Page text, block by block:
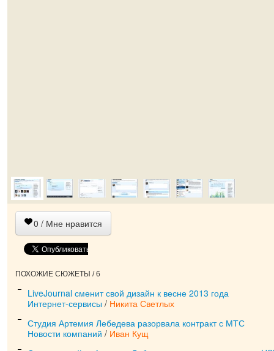
0 / Мне нравится
ПОХОЖИЕ СЮЖЕТЫ / 6
LiveJournal сменит свой дизайн к весне 2013 года
Интернет-сервисы / Никита Светлых
Студия Артемия Лебедева разорвала контракт с МТС
Новости компаний / Иван Кущ